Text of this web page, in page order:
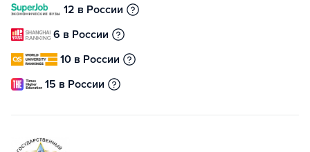
12 в России
6 в России
10 в России
15 в России